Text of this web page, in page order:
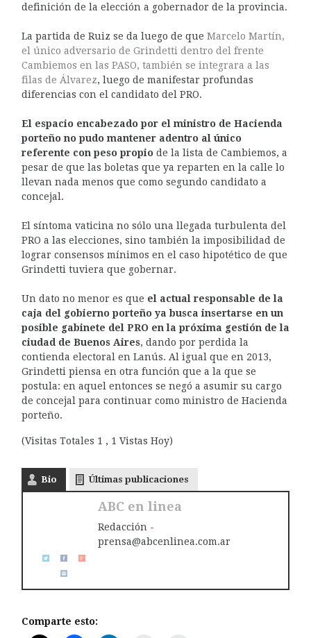
definición de la elección a gobernador de la provincia.
La partida de Ruiz se da luego de que Marcelo Martín,
el único adversario de Grindetti dentro del frente
Cambiemos en las PASO, también se integrara a las
filas de Álvarez, luego de manifestar profundas
diferencias con el candidato del PRO.
El espacio encabezado por el ministro de Hacienda
porteño no pudo mantener adentro al único
referente con peso propiode la lista de Cambiemos, a
pesar de que las boletas que ya reparten en la calle lo
llevan nada menos que como segundo candidato a
concejal.
El síntoma vaticina no sólo una llegada turbulenta del
PRO a las elecciones, sino también la imposibilidad de
lograr consensos mínimos en el caso hipotético de que
Grindetti tuviera que gobernar.
Un dato no menor es que el actual responsable de la
caja del gobierno porteño ya busca insertarse en un
posible gabinete del PRO en la próxima gestión de la
ciudad de Buenos Aires, dando por perdida la
contienda electoral en Lanús. Al igual que en 2013,
Grindetti piensa en otra función que a la que se
postula: en aquel entonces se negó a asumir su cargo
de concejal para continuar como ministro de Hacienda
porteño.
(Visitas Totales 1 , 1 Vistas Hoy)
Bio Últimas publicaciones
ABC en linea
Redacción -
prensa@abcenlinea.com.ar
Comparte esto: